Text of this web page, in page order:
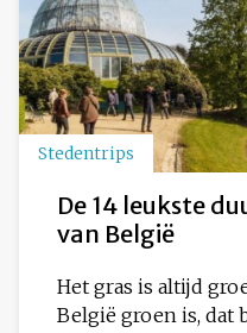
Stedentrips
De 14 leukste
van België
Het gras is altijd
België groen is, dat